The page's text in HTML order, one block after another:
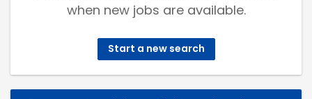
when new jobs are available.
Start a new search